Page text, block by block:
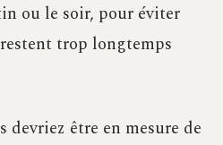
ou le soir, pour éviter
trop longtemps
devriez être en mesure de